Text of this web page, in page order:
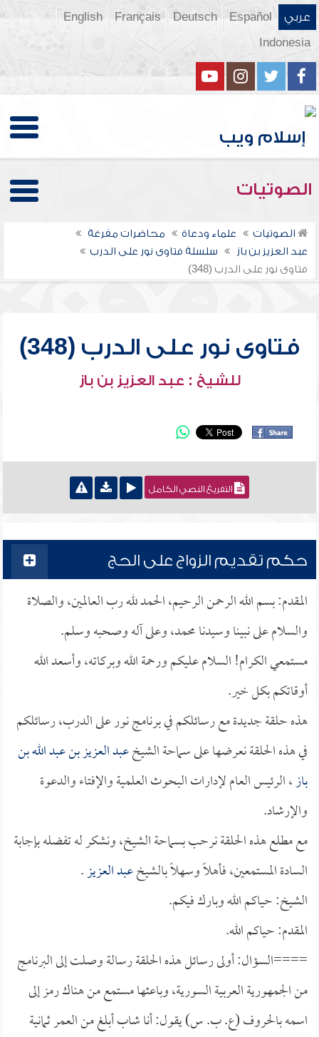
عربي Español
Deutsch
Français
English
Indonesia
الصوتيات
الصوتيات علماء ودعاة
محاضرات مفرغة
عبد العزيز بن باز
سلسلة فتاوى نور على الدرب
فتاوى نور على الدرب (348)
فتاوى نور على الدرب (348)
للشيخ : عبد العزيز بن باز
التفريغ النصي الكامل
حكم تقديم الزواج على الحج
المقدم: بسم الله الرحمن الرحيم، الحمد لله رب العالمين، والصلاة
والسلام على نبينا وسيدنا محمد، وعلى آله وصحبه وسلم.
مستمعي الكرام! السلام عليكم ورحمة الله وبركاته، وأسعد الله
أوقاتكم بكل خير.
هذه حلقة جديدة مع رسائلكم في برنامج نور على الدرب، رسائلكم
في هذه الحلقة نعرضها على سماحة الشيخعبد العزيز بن عبد الله بن
باز، الرئيس العام لإدارات البحوث العلمية والإفتاء والدعوة
والإرشاد.
مع مطلع هذه الحلقة نرحب بسماحة الشيخ، ونشكر له تفضله بإجابة
السادة المستمعين، فأهلاً وسهلاً بالشيخعبد العزيز.
الشيخ: حياكم الله وبارك فيكم.
المقدم: حياكم الله.
====السؤال: أولى رسائل هذه الحلقة رسالة وصلت إلى البرنامج
من الجمهورية العربية السورية، وباعثها مستمع من هناك رمز إلى
اسمه بالحروف (ع. ب. س) يقول: أنا شاب أبلغ من العمر ثمانية